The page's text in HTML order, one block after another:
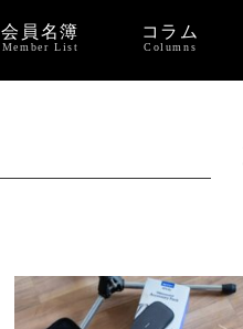
会員名簿
Member List
コラム
Columns